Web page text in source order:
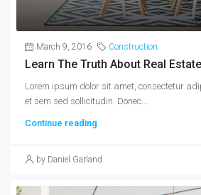
March 9, 2016 Construction
Learn The Truth About Real
Lorem ipsum dolor sit amet, consectetur
et sem sed sollicitudin. Donec...
Continue reading
by Daniel Garland